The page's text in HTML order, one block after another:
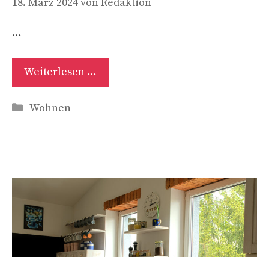
18. März 2024vonRedaktion
…
Weiterlesen …
Kategorien
Wohnen